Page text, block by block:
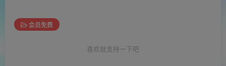
会员免费
喜欢就支持一下吧